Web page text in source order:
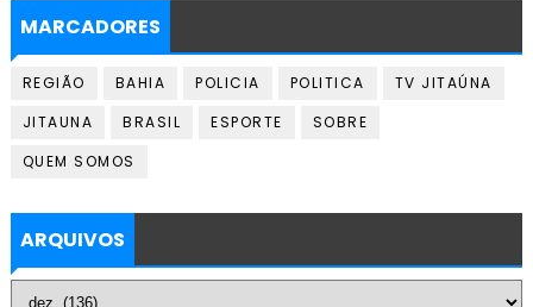
MARCADORES
REGIÃO BAHIA POLICIA POLITICA
TV JITAÚNA
JITAUNA
BRASIL ESPORTE
SOBRE
QUEM SOMOS
ARQUIVOS